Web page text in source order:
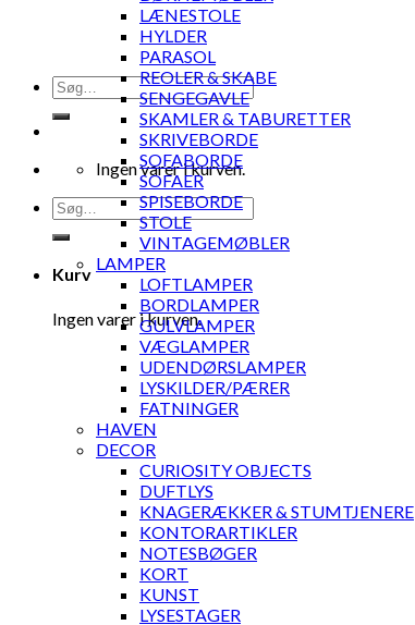
Søg
efter:
Ingen varer i kurven.
Søg
efter:
Kurv
Ingen varer i kurven.
LÆNESTOLE
HYLDER
PARASOL
REOLER & SKABE
SENGEGAVLE
SKAMLER & TABURETTER
SKRIVEBORDE
SOFABORDE
SOFAER
SPISEBORDE
STOLE
VINTAGEMØBLER
LAMPER
LOFTLAMPER
BORDLAMPER
GULVLAMPER
VÆGLAMPER
UDENDØRSLAMPER
LYSKILDER/PÆRER
FATNINGER
HAVEN
DECOR
CURIOSITY OBJECTS
DUFTLYS
KNAGERÆKKER & STUMTJENERE
KONTORARTIKLER
NOTESBØGER
KORT
KUNST
LYSESTAGER